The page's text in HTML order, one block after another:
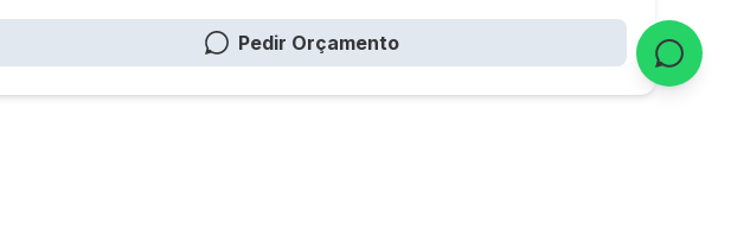
Pedir Orçamento